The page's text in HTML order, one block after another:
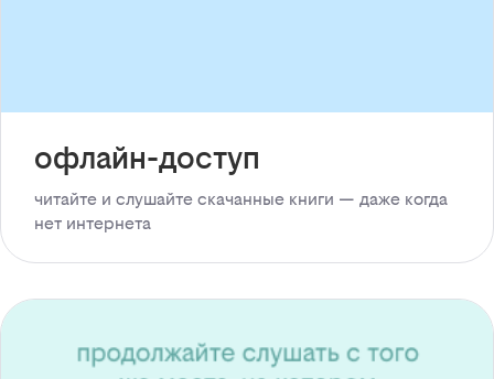
офлайн-доступ
читайте и слушайте скачанные книги — даже когда
нет интернета